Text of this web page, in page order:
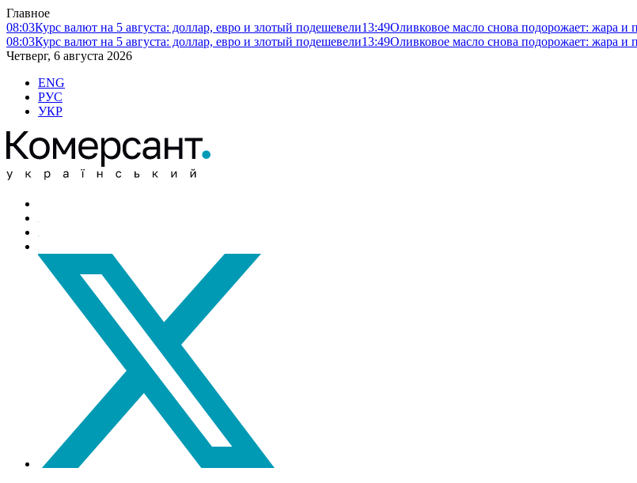
Главное
08:03Курс валют на 5 августа: доллар, евро и злотый подешевели13:49Оливковое масло снова подорожает: жара и
08:03Курс валют на 5 августа: доллар, евро и злотый подешевели13:49Оливковое масло снова подорожает: жара и
Четверг, 6 августа 2026
ENG
РУС
УКР